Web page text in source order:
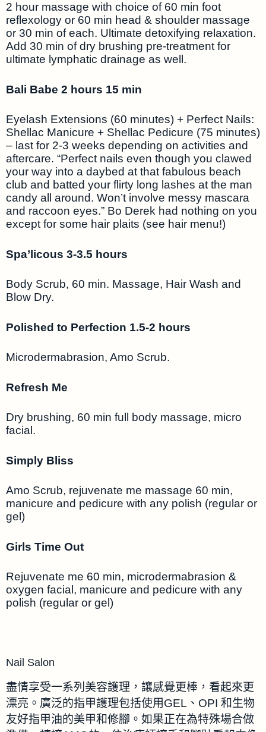
2 hour massage with choice of 60 min foot
reflexology or 60 min head & shoulder massage
or 30 min of each. Ultimate detoxifying relaxation.
Add 30 min of dry brushing pre-treatment for
ultimate lymphatic drainage as well.
Bali Babe 2 hours 15 min
Eyelash Extensions (60 minutes) + Perfect Nails:
Shellac Manicure + Shellac Pedicure (75 minutes)
– last for 2-3 weeks depending on activities and
aftercare. “Perfect nails even though you clawed
your way into a daybed at that fabulous beach
club and batted your flirty long lashes at the man
candy all around. Won’t involve messy mascara
and raccoon eyes.” Bo Derek had nothing on you
except for some hair plaits (see hair menu!)
Spa’licous 3-3.5 hours
Body Scrub, 60 min. Massage, Hair Wash and
Blow Dry.
Polished to Perfection 1.5-2 hours
Microdermabrasion, Amo Scrub.
Refresh Me
Dry brushing, 60 min full body massage, micro
facial.
Simply Bliss
Amo Scrub, rejuvenate me massage 60 min,
manicure and pedicure with any polish (regular or
gel)
Girls Time Out
Rejuvenate me 60 min, microdermabrasion &
oxygen facial, manicure and pedicure with any
polish (regular or gel)
Nail Salon
盡情享受一系列美容護理，讓感覺更棒，看起來更
漂亮。廣泛的指甲護理包括使用GEL、OPI 和生物
友好指甲油的美甲和修腳。如果正在為特殊場合做